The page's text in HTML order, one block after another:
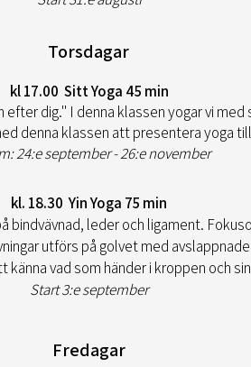
Torsdagar
kl 17.00 Sitt Yoga 45 min
dig." I denna klassen yogar vi
denna klassen att presentera yoga
24:e september - 26:e november
kl. 18.30 Yin Yoga 75 min
bindvävnad, leder och ligament.
utförs på golvet med
vad som händer i kroppen och
Start 3:e september
Fredagar